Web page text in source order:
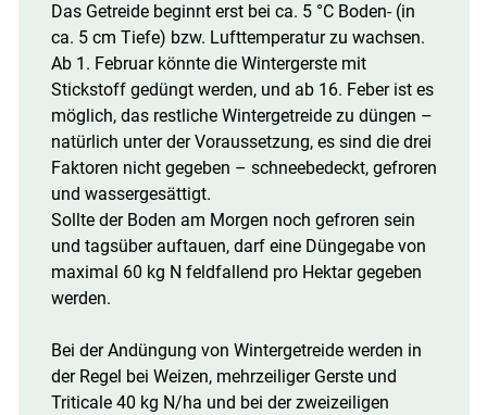
Das Getreide beginnt erst bei ca. 5 °C Boden- (in
ca. 5 cm Tiefe) bzw. Lufttemperatur zu wachsen.
Ab 1. Februar könnte die Wintergerste mit
Stickstoff gedüngt werden, und ab 16. Feber ist es
möglich, das restliche Wintergetreide zu düngen –
natürlich unter der Voraussetzung, es sind die drei
Faktoren nicht gegeben – schneebedeckt, gefroren
und wassergesättigt.
Sollte der Boden am Morgen noch gefroren sein
und tagsüber auftauen, darf eine Düngegabe von
maximal 60 kg N feldfallend pro Hektar gegeben
werden.
Bei der Andüngung von Wintergetreide werden in
der Regel bei Weizen, mehrzeiliger Gerste und
Triticale 40 kg N/​ha und bei der zweizeiligen